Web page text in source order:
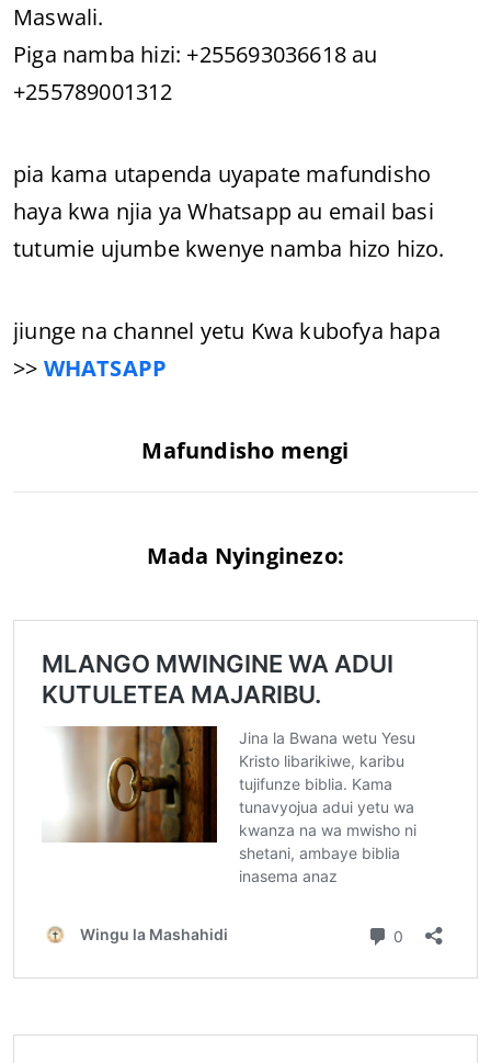
Maswali.
Piga namba hizi: +255693036618 au
+255789001312
pia kama utapenda uyapate mafundisho
haya kwa njia ya Whatsapp au email basi
tutumie ujumbe kwenye namba hizo hizo.
jiunge na channel yetu Kwa kubofya hapa
>> WHATSAPP
Mafundisho mengi
Mada Nyinginezo: